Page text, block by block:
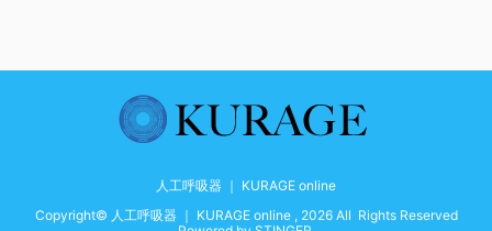
人工呼吸器 ｜ KURAGE online
Copyright© 人工呼吸器 ｜ KURAGE online , 2026 All Rights Reserved